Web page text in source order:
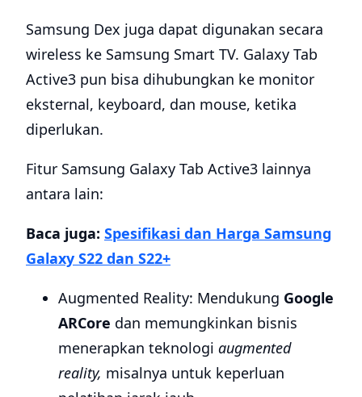
Samsung Dex juga dapat digunakan secara
wireless ke Samsung Smart TV. Galaxy Tab
Active3 pun bisa dihubungkan ke monitor
eksternal, keyboard, dan mouse, ketika
diperlukan.
Fitur Samsung Galaxy Tab Active3 lainnya
antara lain:
Baca juga: Spesifikasi dan Harga Samsung
Galaxy S22 dan S22+
Augmented Reality: Mendukung Google
ARCore dan memungkinkan bisnis
menerapkan teknologi augmented
reality, misalnya untuk keperluan